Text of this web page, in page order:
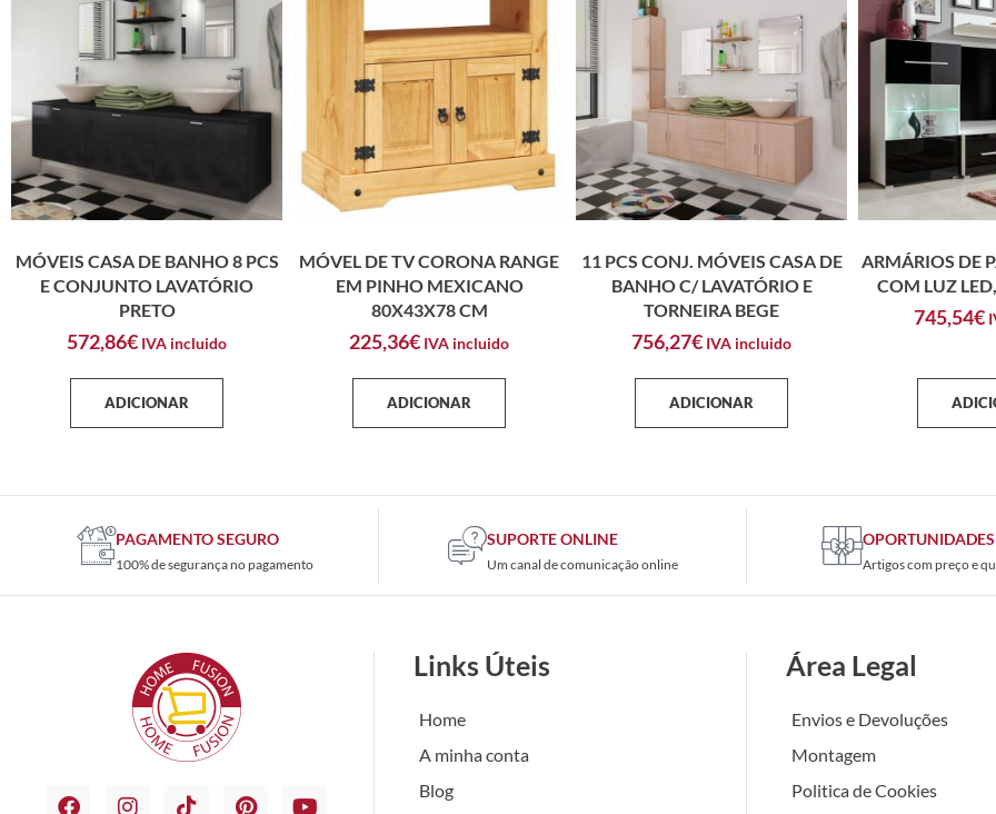
MÓVEIS CASA DE BANHO 8 PCS
E CONJUNTO LAVATÓRIO
PRETO
572,86€ IVA incluido
ADICIONAR
MÓVEL DE TV CORONA RANGE
EM PINHO MEXICANO
80X43X78 CM
225,36€ IVA incluido
ADICIONAR
11 PCS CONJ. MÓVEIS CASA DE
BANHO C/ LAVATÓRIO E
TORNEIRA BEGE
756,27€ IVA incluido
ADICIONAR
ARMÁRIOS DE
COM LUZ
745,54€
PAGAMENTO SEGURO
100% de segurança no pagamento
SUPORTE ONLINE
Um canal de comunicação online
OPORTUNIDADES
Artigos com preço e
Links Úteis
Home
A minha conta
Blog
Área Legal
Envios e Devoluções
Montagem
Politica de Cookies